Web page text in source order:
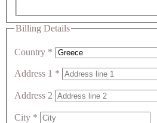
Billing Details
Country *
Address 1 *
Address 2
City *